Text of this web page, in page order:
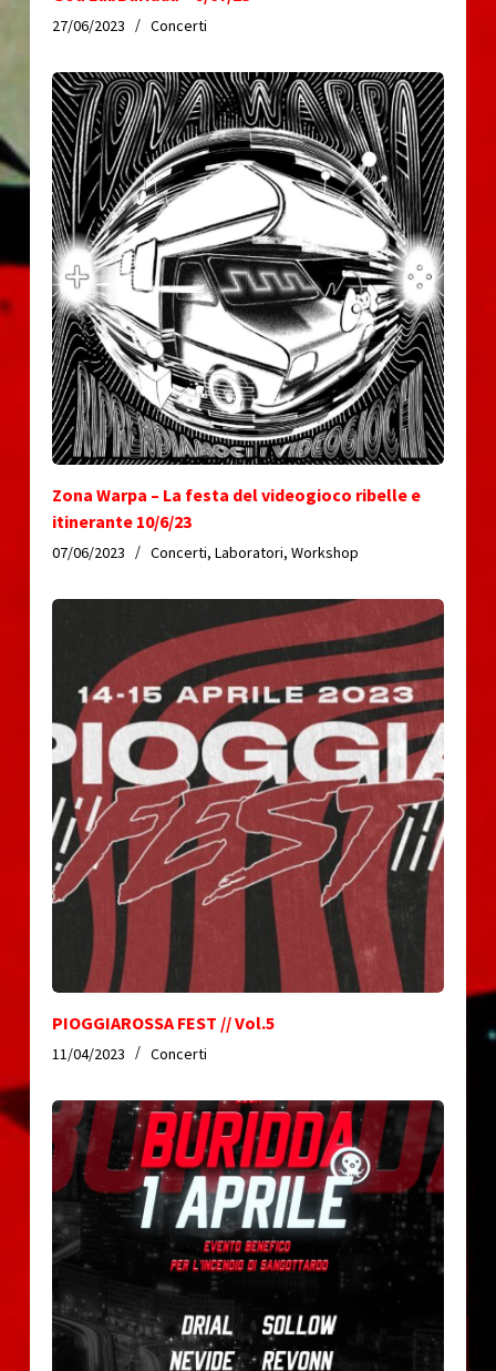
27/06/2023 Concerti
Zona Warpa – La festa del videogioco ribelle e
itinerante 10/6/23
07/06/2023 Concerti, Laboratori, Workshop
PIOGGIAROSSA FEST // Vol.5
11/04/2023 Concerti